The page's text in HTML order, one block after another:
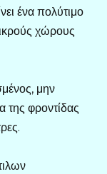
ένα πολύτιμο
χώρους
μην
της φροντίδας